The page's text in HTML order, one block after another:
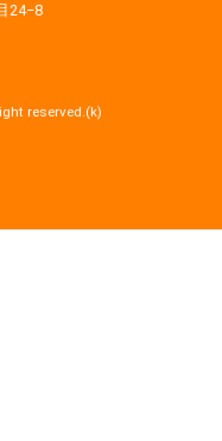
24−8
reserved.(k)